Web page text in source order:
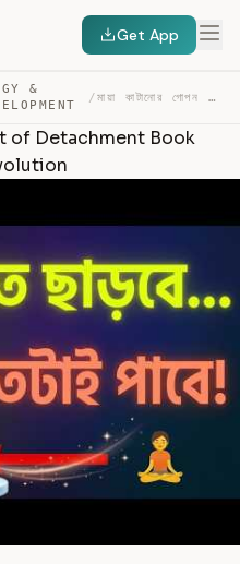
Get App
&
/ মায়া কাটানোর গোপন উপায়! 🧘‍♂️ | THE ART OF DETACHMENT BO… — TRANSCRIPT
Art of Detachment Book